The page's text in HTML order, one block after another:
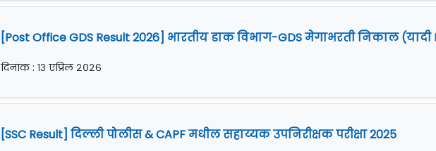
[Post Office GDS Result 2026] भारतीय डाक विभाग-GDS मेगाभरती निकाल (यादी
दिनांक : १३ एप्रिल २०२६
[SSC Result] दिल्ली पोलीस & CAPF मधील सहाय्यक उपनिरीक्षक परीक्षा 2025